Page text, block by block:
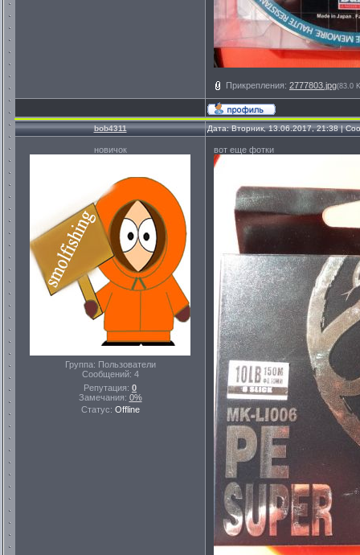
Прикрепления: 2777803.jpg(83.0
bob4311 Дата: Вторник, 13.06.2017, 21:38 |
новичок
Группа: Пользователи
Сообщений: 4
Репутация: 0
Замечания: 0%
Статус: Offline
вот еще фотки